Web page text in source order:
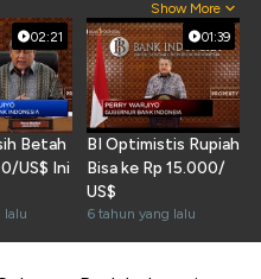
Show More
02:21
Betah
US$ Ini
lalu
01:39
BI Optimistis Rupiah
Bisa ke Rp 15.000/
US$
6 tahun yang lalu